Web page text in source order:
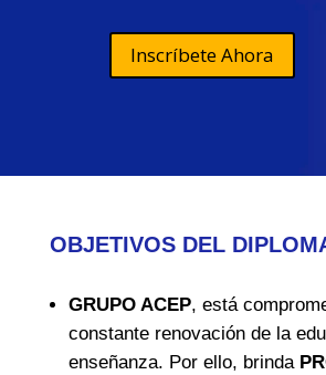
Inscríbete Ahora
OBJETIVOS DEL
GRUPO ACEP, está
constante renovación de la
enseñanza. Por ello, brinda